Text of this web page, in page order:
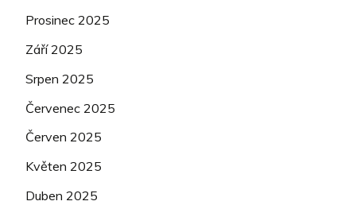
Prosinec 2025
Září 2025
Srpen 2025
Červenec 2025
Červen 2025
Květen 2025
Duben 2025